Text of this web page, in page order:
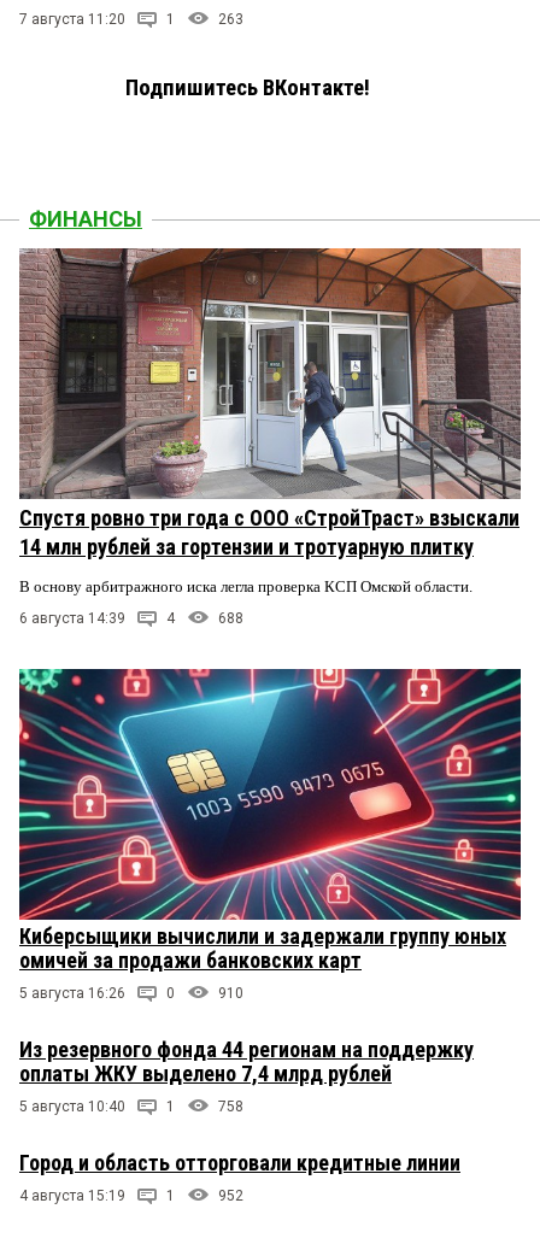
7 августа 11:20 1 263
Подпишитесь ВКонтакте!
ФИНАНСЫ
Спустя ровно три года с ООО «СтройТраст» взыскали
14 млн рублей за гортензии и тротуарную плитку
В основу арбитражного иска легла проверка КСП Омской области.
6 августа 14:39 4 688
Киберсыщики вычислили и задержали группу юных
омичей за продажи банковских карт
5 августа 16:26 0 910
Из резервного фонда 44 регионам на поддержку
оплаты ЖКУ выделено 7,4 млрд рублей
5 августа 10:40 1 758
Город и область отторговали кредитные линии
4 августа 15:19 1 952